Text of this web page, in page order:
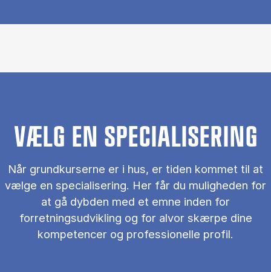
VÆLG EN SPECIALISERING
Når grundkurserne er i hus, er tiden kommet til at
vælge en specialisering. Her får du muligheden for
at gå dybden med et emne inden for
forretningsudvikling og for alvor skærpe dine
kompetencer og professionelle profil.